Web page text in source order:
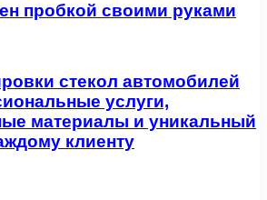
пробкой своими руками
стекол автомобилей
услуги,
материалы и уникальный
клиенту